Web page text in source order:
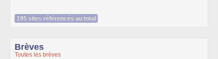
195 sites référencés au total
Brèves
Toutes les brèves